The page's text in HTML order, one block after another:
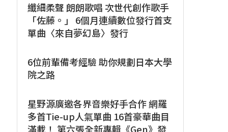
纖細柔聲 朗朗歌唱 次世代創作歌手
「佐藤。」 6個月連續數位發行首支
單曲〈來自夢幻島〉發行
6位前輩備考經驗 助你規劃日本大學
院之路
星野源廣邀各界音樂好手合作 網羅
多首Tie-up人氣單曲 16首豪華曲目
滿載！ 第六張全新專輯《Gen》發